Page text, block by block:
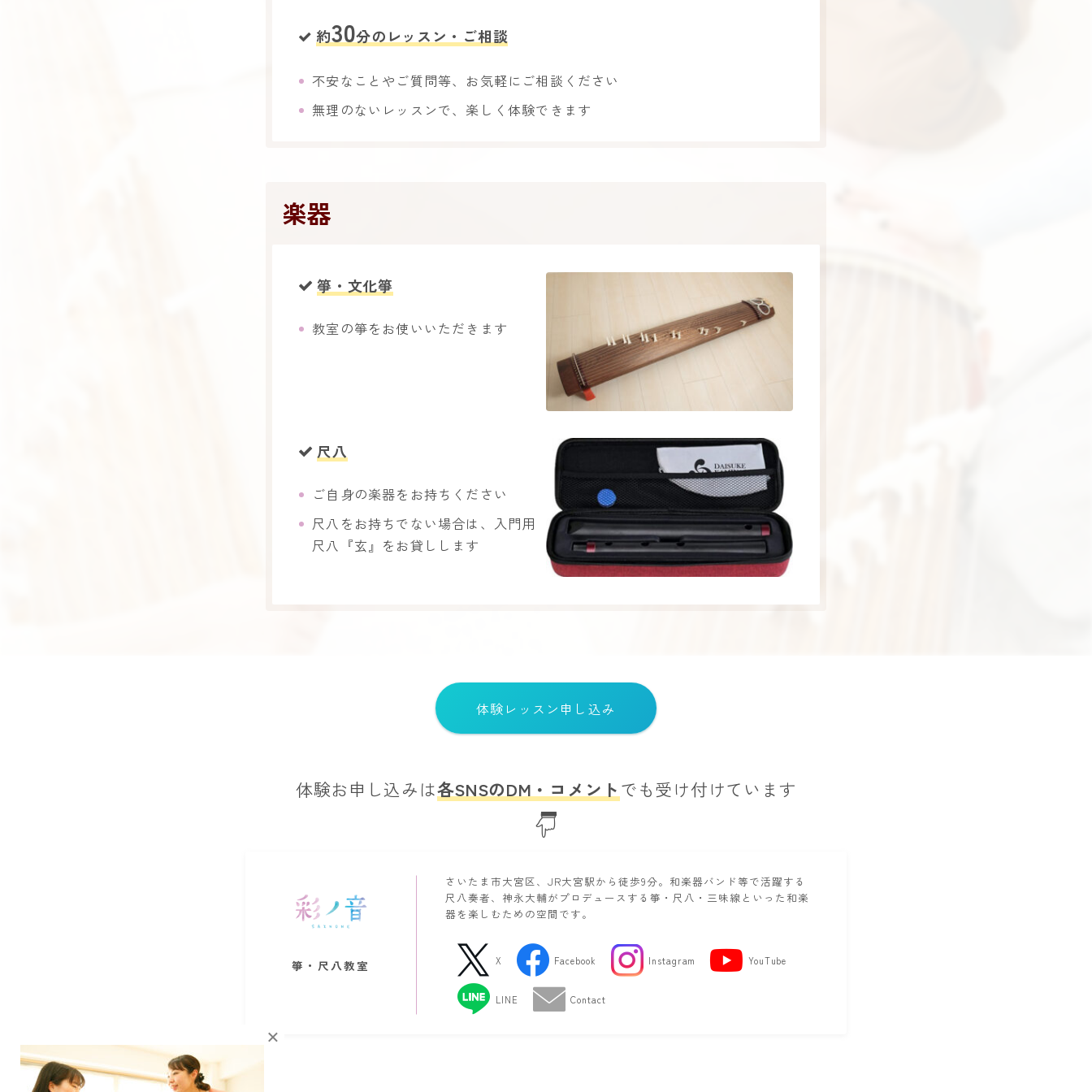
約30分のレッスン・ご相談
不安なことやご質問等、お気軽にご相談ください
無理のないレッスンで、楽しく体験できます
楽器
箏・文化箏​​
教室の箏をお使いいただきます
尺八​​
​ご自身の楽器をお持ちください
尺八をお持ちでない場合は、入門用
尺八『玄』をお貸しします
体験レッスン申し込み
体験お申し込みは​各SNSのDM・コメント でも受け付けています
箏・尺八教室
さいたま市大宮区、JR大宮駅から徒歩9分。和楽器バンド等で活躍する
尺八奏者、神永大輔がプロデュースする箏・尺八・三味線といった和楽
器を楽しむための空間です。
X Facebook Instagram YouTube
LINE Contact
×